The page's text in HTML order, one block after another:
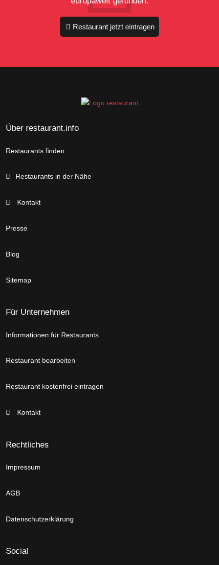
Restaurant jetzt eintragen
Über restaurant.info
Restaurants finden
Restaurants in der Nähe
Kontakt
Presse
Blog
Sitemap
Für Unternehmen
Informationen für Restaurants
Restaurant bearbeiten
Restaurant kostenfrei eintragen
Kontakt
Rechtliches
Impressum
AGB
Datenschutzerklärung
Social